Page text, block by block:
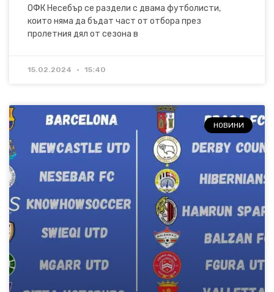
ОФК Несебър се раздели с двама футболисти,
които няма да бъдат част от отбора през
пролетния дял от сезона в
15.02.2024 15:40
НОВИНИ